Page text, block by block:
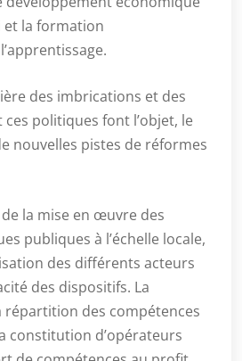
et la formation
des imbrications et des
politiques font l’objet, le
nouvelles pistes de réformes
la mise en œuvre des
publiques à l’échelle locale,
des différents acteurs
des dispositifs. La
répartition des compétences
constitution d’opérateurs